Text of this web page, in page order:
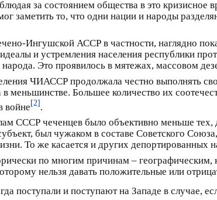
за состоянием общества в это
заметить то, что одни нации и народы
Ингушской АССР в частности, наглядно
и устремления населения республики
народа. Это проявилось в мятежах, массовом
ЧИАССР продолжала честно выполнять
меньшинстве. Большее количество их
войне[2].
СССР чеченцев было объективно меньше
был чужаком в составе Советского
То же касается и других депортированных
по многим причинам –
нельзя давать положительные или
поступали и поступают на Западе в случае,